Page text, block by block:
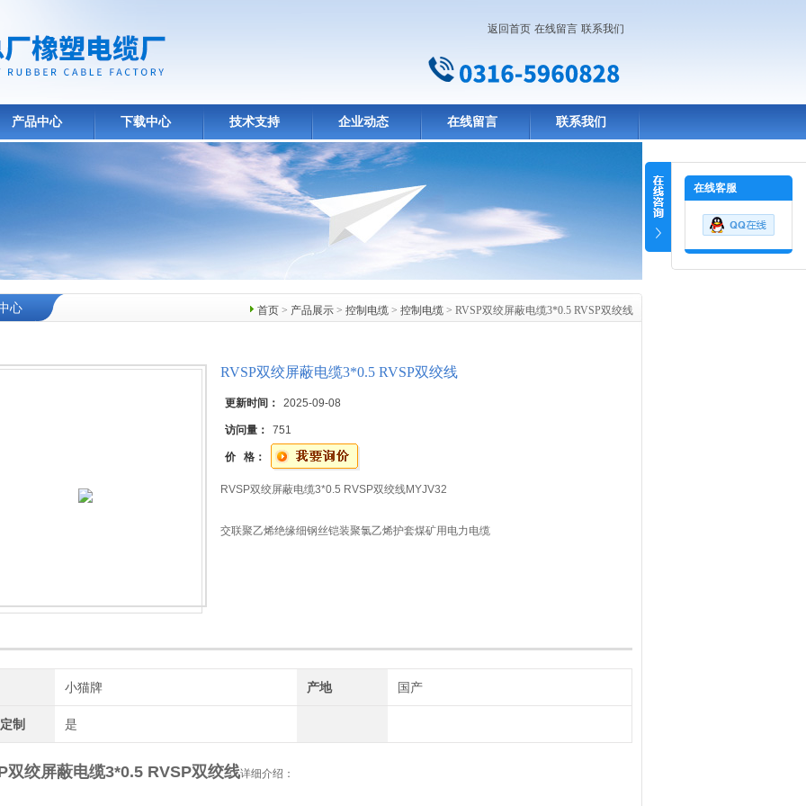
返回首页 在线留言 联系我们
产品中心 下载中心 技术支持 企业动态 在线留言 联系我们
首页 > 产品展示 > 控制电缆 > 控制电缆 > RVSP双绞屏蔽电缆3*0.5 RVSP双绞线
心
RVSP双绞屏蔽电缆3*0.5 RVSP双绞线
更新时间： 2025-09-08
访问量： 751
价 格：
RVSP双绞屏蔽电缆3*0.5 RVSP双绞线MYJV32
交联聚乙烯绝缘细钢丝铠装聚氯乙烯护套煤矿用电力电缆
小猫牌 产地 国产
制 是
双绞屏蔽电缆3*0.5 RVSP双绞线详细介绍：
在线客服